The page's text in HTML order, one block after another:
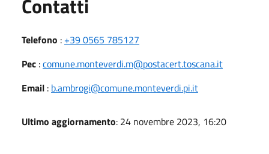
Contatti
Telefono : +39 0565 785127
Pec :comune.monteverdi.m@postacert.toscana.it
Email : b.ambrogi@comune.monteverdi.pi.it
Ultimo aggiornamento: 24 novembre 2023, 16:20